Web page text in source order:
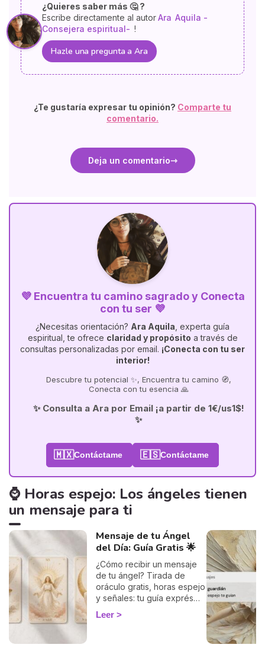
¿Quieres saber más 🤔 ?
Escribe directamente al autorAra Aquila -
Consejera espiritual- !
Hazle una pregunta a Ara
¿Te gustaría expresar tu opinión? Comparte tu
comentario.
Deja un comentario
💜 Encuentra tu camino sagrado y Conecta
con tu ser 💜
¿Necesitas orientación? Ara Aquila , experta guía
espiritual, te ofrece claridad y propósito a través de
consultas personalizadas por email. ¡Conecta con tu ser
interior!
Descubre tu potencial ✨, Encuentra tu camino 🧭,
Conecta con tu esencia 🙏
✨ Consulta a Ara por Email ¡a partir de 1€/us1$!
✨
🇲🇽Contáctame 🇪🇸Contáctame
⌚ Horas espejo: Los ángeles tienen
un mensaje para ti
Mensaje de tu Ángel
del Día: Guía Gratis 🌟
¿Cómo recibir un mensaje
de tu ángel? Tirada de
oráculo gratis, horas espejo
y señales: tu guía exprés
para descifrar el mensaje
de tus ángeles hoy.
Leer